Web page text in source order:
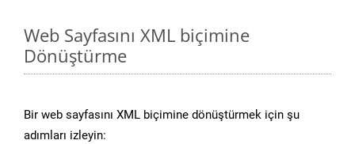
Web Sayfasını XML biçimine
Dönüştürme
Bir web sayfasını XML biçimine dönüştürmek için şu
adımları izleyin: